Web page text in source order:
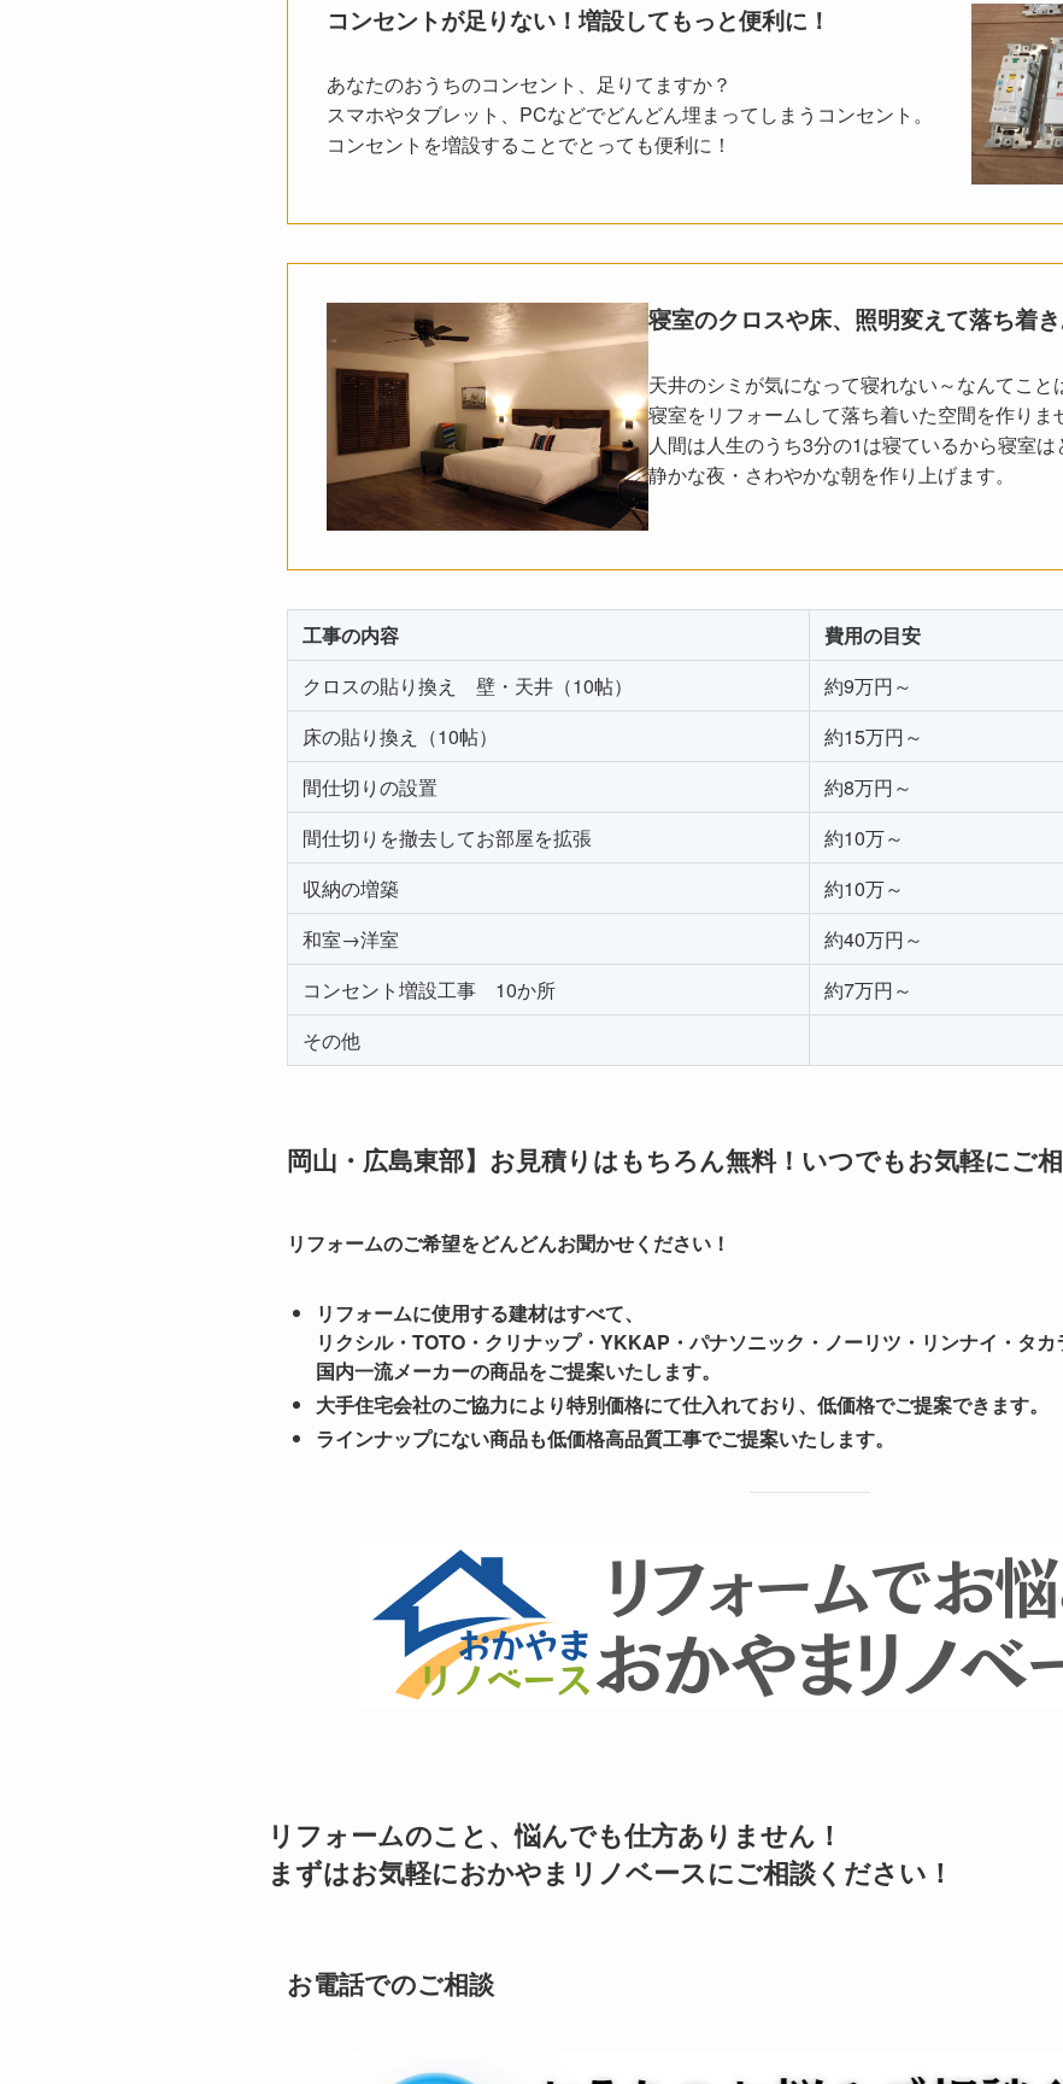
コンセントが足りない！増設してもっと便利に！
あなたのおうちのコンセント、足りてますか？
スマホやタブレット、PCなどでどんどん埋まってしまうコンセント。
コンセントを増設することでとっても便利に！
寝室のクロスや床、照明変えて落ち着
天井のシミが気になって寝れない～なんてこと
寝室をリフォームして落ち着いた空間を作りま
人間は人生のうち3分の1は寝ているから寝室は
静かな夜・さわやかな朝を作り上げます。
工事の内容
費用の目安
クロスの貼り換え 壁・天井（10帖）
約9万円～
床の貼り換え（10帖）
約15万円～
間仕切りの設置
約8万円～
間仕切りを撤去してお部屋を拡張
約10万～
収納の増築
約10万～
和室→洋室
約40万円～
コンセント増設工事 10か所
約7万円～
その他
岡山・広島東部】お見積りはもちろん無料！いつでもお気軽にご
リフォームのご希望をどんどんお聞かせください！
リフォームに使用する建材はすべて、
リクシル・TOTO・クリナップ・YKKAP・パナソニック・ノーリツ・リンナイ・タ
国内一流メーカーの商品をご提案いたします。
大手住宅会社のご協力により特別価格にて仕入れており、低価格でご提案できます。
ラインナップにない商品も低価格高品質工事でご提案いたします。
リフォームのこと、悩んでも仕方ありません！
まずはお気軽におかやまリノベースにご相談ください！
お電話でのご相談